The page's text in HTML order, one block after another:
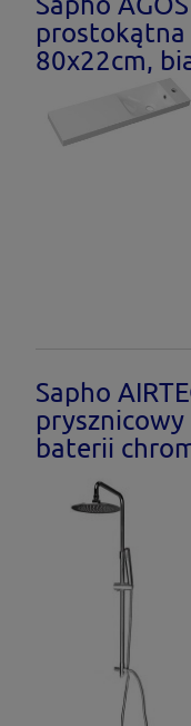
80x22cm,
Sapho
prysznicowy
baterii